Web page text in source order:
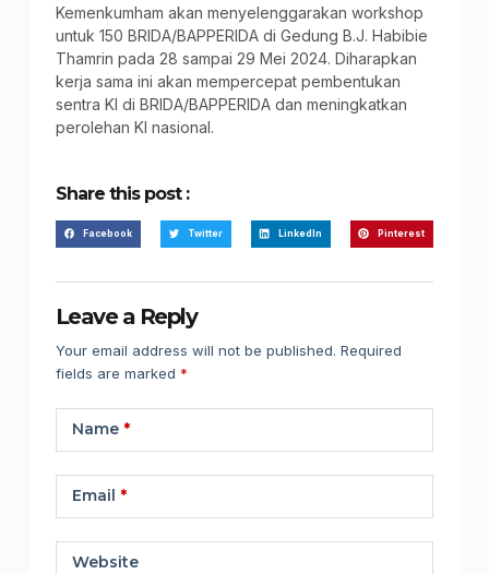
Kemenkumham akan menyelenggarakan workshop
untuk 150 BRIDA/BAPPERIDA di Gedung B.J. Habibie
Thamrin pada 28 sampai 29 Mei 2024. Diharapkan
kerja sama ini akan mempercepat pembentukan
sentra KI di BRIDA/BAPPERIDA dan meningkatkan
perolehan KI nasional.
Share this post :
Facebook Twitter LinkedIn Pinterest
Leave a Reply
Your email address will not be published. Required
fields are marked *
Name*
Email *
Website